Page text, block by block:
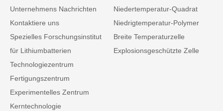
Unternehmens Nachrichten
Kontaktiere uns
Spezielles Forschungsinstitut
für Lithiumbatterien
Technologiezentrum
Fertigungszentrum
Experimentelles Zentrum
Kerntechnologie
Niedertemperatur-Quadrat
Niedrigtemperatur-Polymer
Breite Temperaturzelle
Explosionsgeschützte Zelle